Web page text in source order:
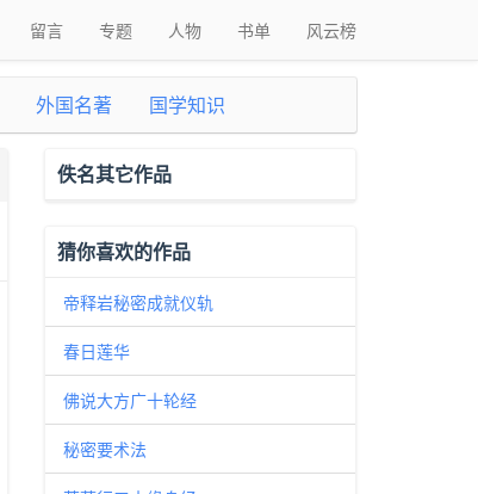
留言 专题 人物 书单 风云榜
外国名著 国学知识
佚名其它作品
猜你喜欢的作品
帝释岩秘密成就仪轨
春日莲华
佛说大方广十轮经
秘密要术法